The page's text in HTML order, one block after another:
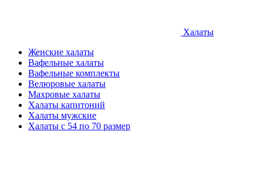
Халаты
Женские халаты
Вафельные халаты
Вафельные комплекты
Велюровые халаты
Махровые халаты
Халаты капитоний
Халаты мужские
Халаты с 54 по 70 размер